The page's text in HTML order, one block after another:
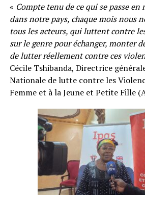
« Compte tenu de ce qui se passe
dans notre pays, chaque mois nous
tous les acteurs, qui luttent contre
sur le genre pour échanger, monter
de lutter réellement contre ces
Cécile Tshibanda, Directrice
Nationale de lutte contre les
Femme et à la Jeune et Petite Fille